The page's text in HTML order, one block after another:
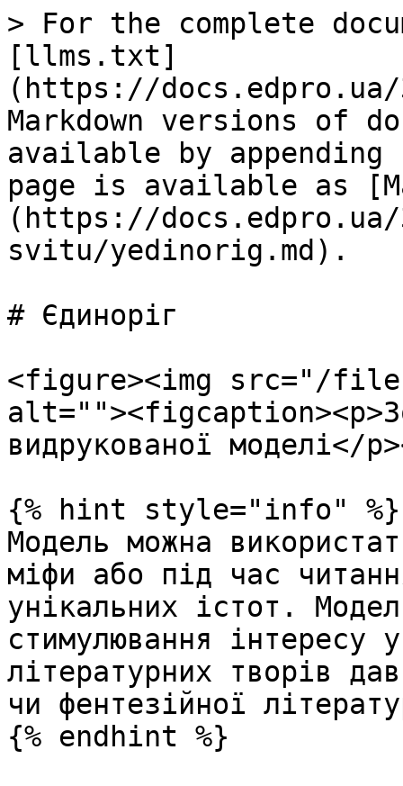
> For the complete
[llms.txt]
(https://
Markdown versions of
available by
page is available as
(https://
svitu/yedinorig.md).
# Єдиноріг
<figure><img src="/
видрукованої
{% hint style="info" %}
Модель можна
міфи або під час
унікальних істот.
стимулювання інтересу
літературних творів
чи фентезійної
{% endhint %}